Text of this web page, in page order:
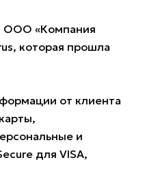
ООО «Компания
которая прошла
от клиента
и
для VISA,